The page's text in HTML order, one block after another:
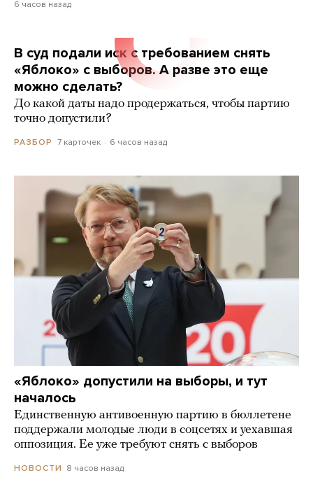
6 часов назад
В суд подали иск с требованием снять
«Яблоко» с выборов. А разве это еще
можно сделать?
До какой даты надо продержаться, чтобы партию
точно допустили?
РАЗБОР 7 карточек 6 часов назад
«Яблоко» допустили на выборы, и тут
началось
Единственную антивоенную партию в бюллетене
поддержали молодые люди в соцсетях и уехавшая
оппозиция. Ее уже требуют снять с выборов
НОВОСТИ 8 часов назад